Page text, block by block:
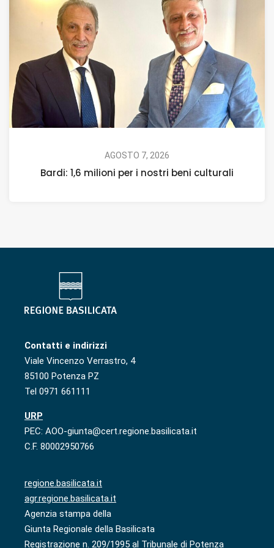
AGOSTO 7, 2026
Bardi: 1,6 milioni per i nostri beni culturali
Contatti e indirizzi
Viale Vincenzo Verrastro, 4
85100 Potenza PZ
Tel 0971 661111
URP
PEC: AOO-giunta@cert.regione.basilicata.it
C.F. 80002950766
regione.basilicata.it
agr.regione.basilicata.it
Agenzia stampa della
Giunta Regionale della Basilicata
Registrazione n. 209/1995 al Tribunale di Potenza